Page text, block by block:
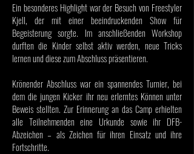
Ein besonderes Highlight war der Besuch von Freestyler
Kjell, der mit einer beeindruckenden Show für
Begeisterung sorgte. Im anschließenden Workshop
durften die Kinder selbst aktiv werden, neue Tricks
lernen und diese zum Abschluss präsentieren.
Krönender Abschluss war ein spannendes Turnier, bei
dem die jungen Kicker ihr neu erlerntes Können unter
Beweis stellten. Zur Erinnerung an das Camp erhielten
alle Teilnehmenden eine Urkunde sowie ihr DFB-
Abzeichen – als Zeichen für ihren Einsatz und ihre
Fortschritte.